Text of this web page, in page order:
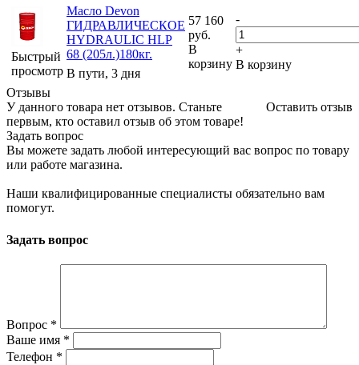
Быстрый
просмотр
Масло Devon
ГИДРАВЛИЧЕСКОЕ
HYDRAULIC HLP
68 (205л.)180кг.
В пути, 3 дня
57 160
руб.
В
корзину
-
+
В корзину
Отзывы
Оставить отзыв
У данного товара нет отзывов. Станьте
первым, кто оставил отзыв об этом товаре!
Задать вопрос
Вы можете задать любой интересующий вас вопрос по товару
или работе магазина.
Наши квалифицированные специалисты обязательно вам
помогут.
Задать вопрос
Вопрос *
Ваше имя *
Телефон *